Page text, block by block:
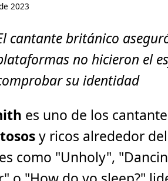
2023
cantante británico
no hicieron el
su identidad
es uno de los
y ricos alrededor
como "Unholy",